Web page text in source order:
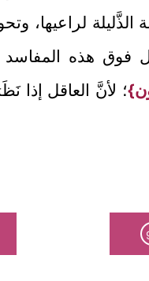
لراعيها،
فوق هذه
؛ لأنَّ العاقل إذا